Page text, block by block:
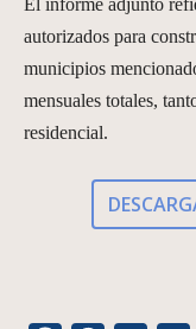
El informe adjunto
autorizados para
municipios
mensuales totales,
residencial.